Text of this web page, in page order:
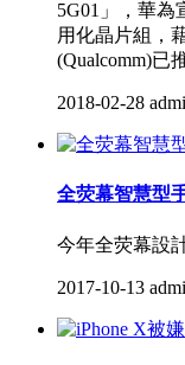
5G01」，華為
用化晶片組，
(Qualcomm)已
2018-02-28
全荧幕智慧型
今年全荧幕設
2017-10-13